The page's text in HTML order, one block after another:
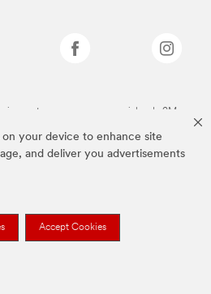
on your device to enhance site
and deliver you advertisements
Accept Cookies
son marcas comerciales de 3M.